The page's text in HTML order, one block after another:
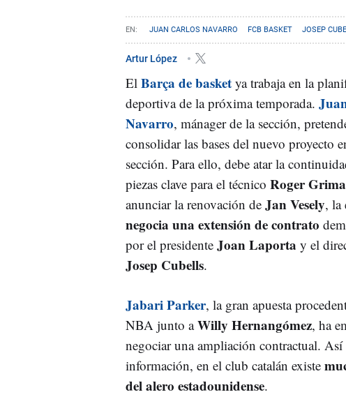
JUAN CARLOS NAVARRO FCB BASKET JOSEP
Artur López
El Barça de basket ya trabaja en la
deportiva de la próxima temporada.
Navarro, mánager de la sección,
consolidar las bases del nuevo proyecto
sección. Para ello, debe atar la
piezas clave para el técnico Roger
anunciar la renovación de Jan Vesely, la
negocia una extensión de contrato
por el presidente Joan Laporta y el
Josep Cubells.
Jabari Parker, la gran apuesta
NBA junto aWilly Hernangómez, ha
negociar una ampliación contractual.
información, en el club catalán existe
del alero estadounidense.